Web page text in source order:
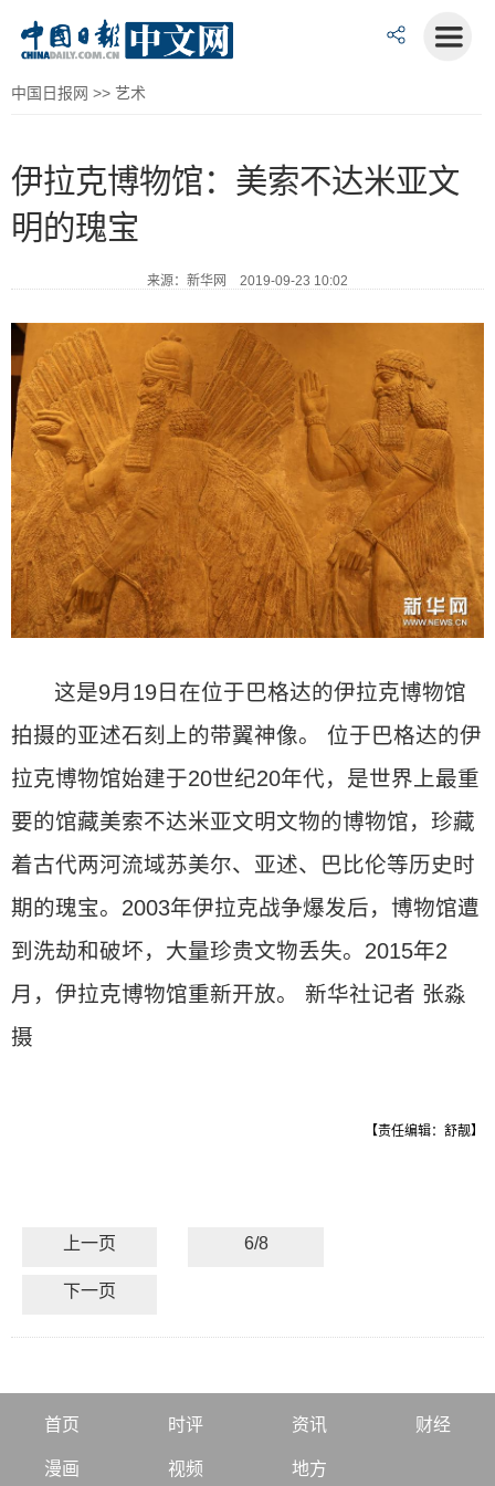
中国日报网 >> 艺术
伊拉克博物馆：美索不达米亚文
明的瑰宝
来源：新华网 2019-09-23 10:02
这是9月19日在位于巴格达的伊拉克博物馆
拍摄的亚述石刻上的带翼神像。 位于巴格达的伊
拉克博物馆始建于20世纪20年代，是世界上最重
要的馆藏美索不达米亚文明文物的博物馆，珍藏
着古代两河流域苏美尔、亚述、巴比伦等历史时
期的瑰宝。2003年伊拉克战争爆发后，博物馆遭
到洗劫和破坏，大量珍贵文物丢失。2015年2
月，伊拉克博物馆重新开放。 新华社记者 张淼
摄
【责任编辑：舒靓】
上一页 6/8
下一页
首页 时评 资讯 财经
漫画 视频 地方